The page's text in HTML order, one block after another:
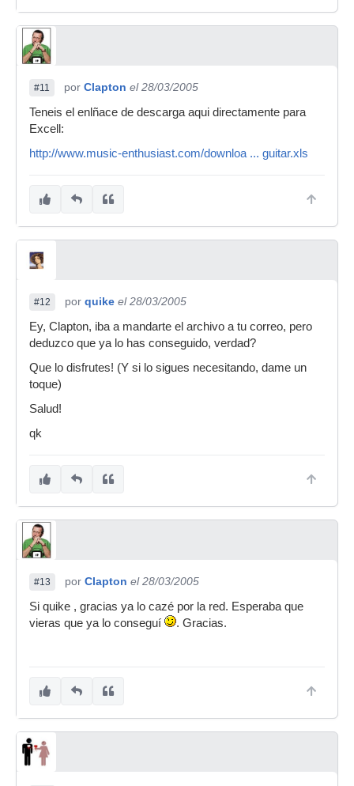
#11 por Clapton el 28/03/2005
Teneis el enlñace de descarga aqui directamente para
Excell:
http://www.music-enthusiast.com/downloa ... guitar.xls
#12 por quike el 28/03/2005
Ey, Clapton, iba a mandarte el archivo a tu correo, pero
deduzco que ya lo has conseguido, verdad?
Que lo disfrutes! (Y si lo sigues necesitando, dame un
toque)
Salud!
qk
#13 por Clapton el 28/03/2005
Si quike , gracias ya lo cazé por la red. Esperaba que
vieras que ya lo conseguí
. Gracias.